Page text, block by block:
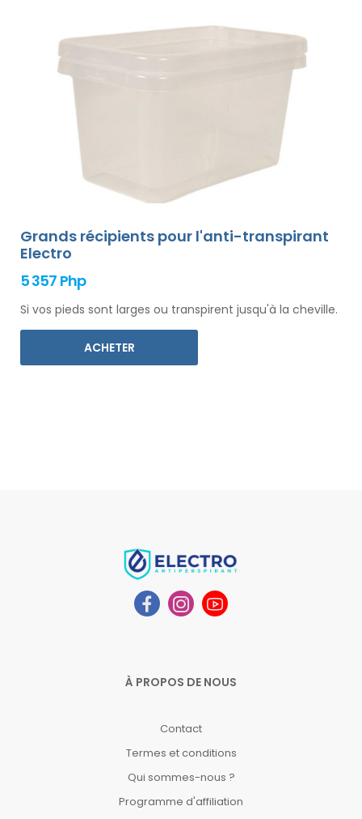
Grands récipients pour l'anti-transpirant
Electro
5 357 Php
Si vos pieds sont larges ou transpirent jusqu'à la cheville.
ACHETER
À PROPOS DE NOUS
Contact
Termes et conditions
Qui sommes-nous ?
Programme d'affiliation